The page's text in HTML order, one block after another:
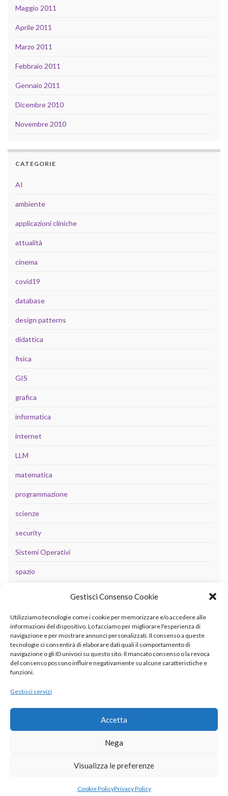
Gestisci Consenso Cookie
Utilizziamo tecnologie come i cookie per memorizzare e/o accedere alle
informazioni del dispositivo. Lo facciamo per migliorare l'esperienza di
navigazione e per mostrare annunci personalizzati. Il consenso a queste
tecnologie ci consentirà di elaborare dati quali il comportamento di
navigazione o gli ID univoci su questo sito. Il mancato consenso o la revoca
del consenso possono influire negativamente su alcune caratteristiche e
funzioni.
Gestisci servizi
Accetta
Nega
Visualizza le preferenze
Cookie PolicyPrivacy Policy
Maggio 2011
Aprile 2011
Marzo 2011
Febbraio 2011
Gennaio 2011
Dicembre 2010
Novembre 2010
CATEGORIE
AI
ambiente
applicazioni cliniche
attualità
cinema
covid19
database
design patterns
didattica
fisica
GIS
grafica
informatica
internet
LLM
matematica
programmazione
scienze
security
Sistemi Operativi
spazio
META
Accedi
Feed dei contenuti
Feed dei commenti
Graphene Themes.